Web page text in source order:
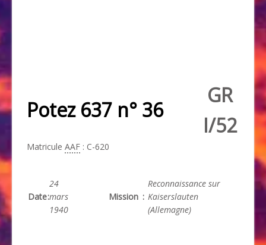
Potez 637 n° 36
GR
I/52
Matricule AAF : C-620
Date:
24
mars
1940
Mission :
Reconnaissance sur
Kaiserslauten
(Allemagne)